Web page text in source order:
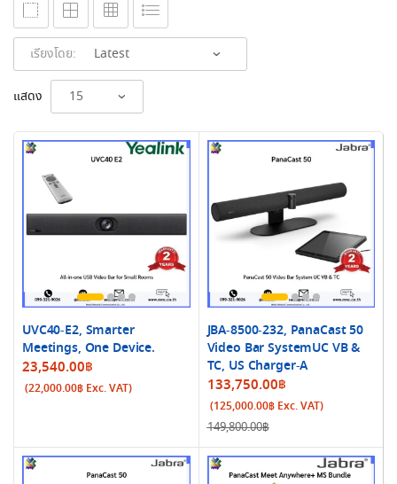
latest
เรียงโดย:
แสดง
UVC40-E2, Smarter
Meetings, One Device.
23,540.00฿
(22,000.00฿ Exc. VAT)
JBA-8500-232, PanaCast 50
Video Bar SystemUC VB &
TC, US Charger-A
149,800.00฿
Original
price
was:
149,800.00฿.
133,750.00฿
Current
price
is:
133,750.00฿.
(125,000.00฿Exc. VAT)